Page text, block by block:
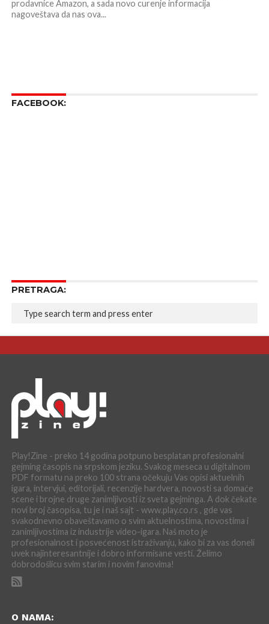
prodavnice Amazon, a sada novo curenje informacija
nagoveštava da nas ova...
FACEBOOK:
PRETRAGA:
Play!Zine - preko 14 godina potpuno besplatan profesionalni
gejming časopis na srpskom jeziku. Svakog meseca u digitalnom
PDF formatu na preko 100 strana očekuju Vas opisi aktuelnih
igara, intervjui, editorijali, recenzije hardvera, novosti sa domaće
scene i brojne druge zanimljivosti iz sveta gejminga. A dok čekate
novi broj časopisa, tu je i naš sajt - www.play.co.rs , gde vas
svakodnevno obaveštavamo o svim aktuelnostima, novostima i
zanimljivostima iz industrije video-igara. Naš moto je
profesionalnost i posvećenost istraživanju, kako bi za vas doneli
uvek najinteresantnije i dobro informisane vesti. Želimo
dobrodošlicu svim starim i novim fanovima!
O NAMA: